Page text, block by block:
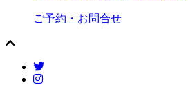
ご予約・お問合せ